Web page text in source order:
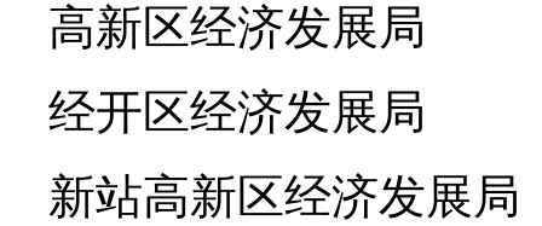
高新区经济发展局
经开区经济发展局
新站高新区经济发展